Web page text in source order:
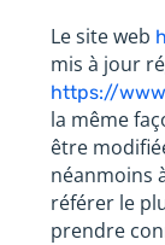
Le site web
mis à jour
https://
la même
être
néanmoins
référer le
prendre